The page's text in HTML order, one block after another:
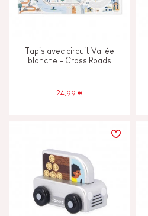
Tapis avec circuit Vallée
blanche - Cross Roads
24,99 €